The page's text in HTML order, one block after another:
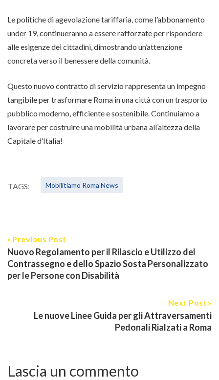
Le politiche di agevolazione tariffaria, come l’abbonamento
under 19, continueranno a essere rafforzate per rispondere
alle esigenze dei cittadini, dimostrando un’attenzione
concreta verso il benessere della comunità.
Questo nuovo contratto di servizio rappresenta un impegno
tangibile per trasformare Roma in una città con un trasporto
pubblico moderno, efficiente e sostenibile. Continuiamo a
lavorare per costruire una mobilità urbana all’altezza della
Capitale d’Italia!
TAGS: Mobilitiamo Roma News
Previous Post
Nuovo Regolamento per il Rilascio e Utilizzo del
Contrassegno e dello Spazio Sosta Personalizzato
per le Persone con Disabilità
Next Post
Le nuove Linee Guida per gli Attraversamenti
Pedonali Rialzati a Roma
Lascia un commento